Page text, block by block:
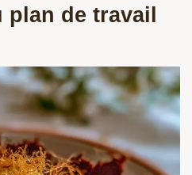
plan de travail